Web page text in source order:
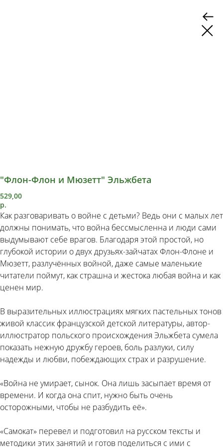
"Флон-Флон и Мюзетт" Эльжбета
529,00
р.
Как разговаривать о войне с детьми? Ведь они с малых лет
должны понимать, что война бессмысленна и люди сами
выдумывают себе врагов. Благодаря этой простой, но
глубокой истории о двух друзьях-зайчатах Флон-Флоне и
Мюзетт, разлучённых войной, даже самые маленькие
читатели поймут, как страшна и жестока любая война и как
ценен мир.
В выразительных иллюстрациях мягких пастельных тонов
живой классик французской детской литературы, автор-
иллюстратор польского происхождения Эльжбета сумела
показать нежную дружбу героев, боль разлуки, силу
надежды и любви, побеждающих страх и разрушение.
«Война не умирает, сынок. Она лишь засыпает время от
времени. И когда она спит, нужно быть очень
осторожными, чтобы не разбудить её».
«Самокат» перевел и подготовил на русском тексты и
методики этих занятий и готов поделиться с ими с